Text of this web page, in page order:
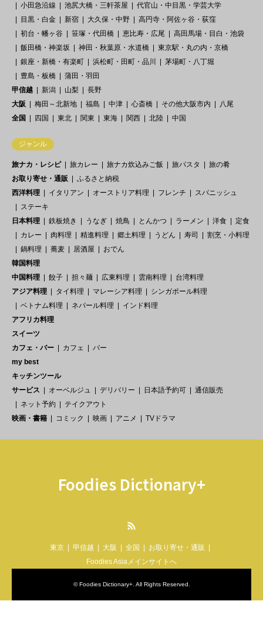
小田急沿線
池尻大橋・三軒茶屋
代官山・中目黒・学芸大学
目黒・白金
新宿 大久保・中野
高円寺・阿佐ヶ谷・荻窪
初台・幡ヶ谷
笹塚・代田橋 恵比寿・広尾
高田馬場・目白・池袋
飯田橋・神楽坂
神田・秋葉原・水道橋
東京駅・丸の内・京橋
銀座・新橋・有楽町
浜松町・田町・品川
茅場町・八丁堀
豊島・板橋
蒲田・羽田
甲信越
新潟 山梨
長野
大阪
梅田～北新地 福島 中津 心斎橋 その他大阪市内
八尾
全国
四国 東北 関東 東海 関西 北陸 中国
ジャンル
旅ナカ・レシピ 旅カレー 旅ナカ炊込みご飯 旅パスタ
旅の肴
お取り寄せ・通販
ふるさと納税
西洋料理
イタリアン オーストリア料理 フレンチ
スパニッシュ
ステーキ
日本料理
鉄板焼き うなぎ 焼鳥 とんかつ ラーメン 洋食
定食
カレー
肉料理 精進料理 郷土料理 うどん 寿司
割烹・小料理
鍋料理
蕎麦 居酒屋
おでん
韓国料理
中国料理
餃子 担々麺 広東料理 雲南料理
台湾料理
アジア料理
タイ料理 マレーシア料理
シンガポール料理
ベトナム料理
ネパール料理
インド料理
アフリカ料理
スイーツ
カフェ・バー
カフェ
バー
my best
キッチンツール
サービス
オーベルジュ デリバリー 日本語予約可
通信販売
ネット予約
テイクアウト
映画・書籍
コミック 映画 アニメ TVドラマ
Foodies Dictionary+
東京 甲信越 大阪 全国
お取り寄せ・通販
Foodies Asiaメインサイトへ
©Foodies Dictionary+. All Rights Reserved.